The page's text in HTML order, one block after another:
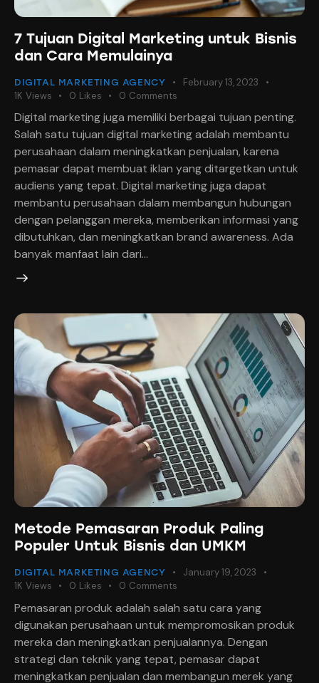
7 Tujuan Digital Marketing untuk Bisnis
dan Cara Memulainya
DIGITAL MARKETING AGENCY
February 13, 2023
1K Views 0 Likes 0 Comments
Digital marketing juga memiliki berbagai tujuan penting.
Salah satu tujuan digital marketing adalah membantu
perusahaan dalam meningkatkan penjualan, karena
pemasar dapat membuat iklan yang ditargetkan untuk
audiens yang tepat. Digital marketing juga dapat
membantu perusahaan dalam membangun hubungan
dengan pelanggan mereka, memberikan informasi yang
dibutuhkan, dan meningkatkan brand awareness. Ada
banyak manfaat lain dari…
Metode Pemasaran Produk Paling
Populer Untuk Bisnis dan UMKM
DIGITAL MARKETING AGENCY
January 19, 2023
1K Views 0 Likes 0 Comments
Pemasaran produk adalah salah satu cara yang
digunakan perusahaan untuk mempromosikan produk
mereka dan meningkatkan penjualannya. Dengan
strategi dan teknik yang tepat, pemasar dapat
meningkatkan penjualan dan membangun merek yang